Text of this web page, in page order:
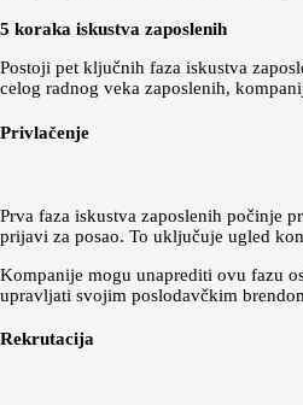
5 koraka iskustva zaposlenih
Postoji pet ključnih faza iskustva
celog radnog veka zaposlenih,
Privlačenje
Prva faza iskustva zaposlenih počinje
prijavi za posao. To uključuje ugled
Kompanije mogu unaprediti ovu fazu
upravljati svojim poslodavčkim
Rekrutacija